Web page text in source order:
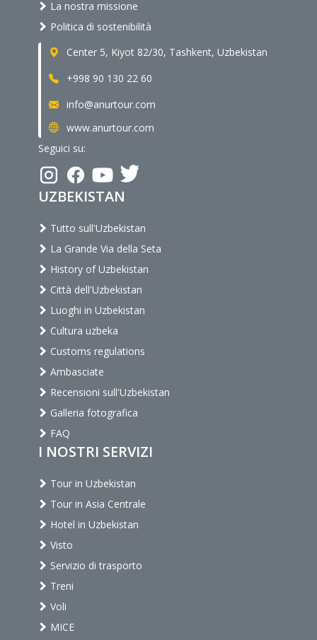
La nostra missione
Politica di sostenibilità
Center 5, Kiyot 82/30, Tashkent, Uzbekistan
+998 90 130 22 60
info@anurtour.com
www.anurtour.com
Seguici su:
UZBEKISTAN
Tutto sull'Uzbekistan
La Grande Via della Seta
History of Uzbekistan
Città dell'Uzbekistan
Luoghi in Uzbekistan
Cultura uzbeka
Customs regulations
Ambasciate
Recensioni sull'Uzbekistan
Galleria fotografica
FAQ
I NOSTRI SERVIZI
Tour in Uzbekistan
Tour in Asia Centrale
Hotel in Uzbekistan
Visto
Servizio di trasporto
Treni
Voli
MICE